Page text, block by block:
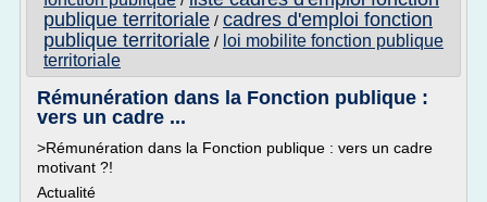
publique territoriale / cadres d'emploi fonction
publique territoriale / loi mobilite fonction publique
territoriale
Rémunération dans la Fonction publique :
vers un cadre ...
>Rémunération dans la Fonction publique : vers un cadre
motivant ?!
Actualité